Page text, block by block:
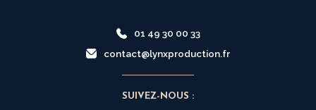
01 49 30 00 33
contact@lynxproduction.fr
SUIVEZ-NOUS :